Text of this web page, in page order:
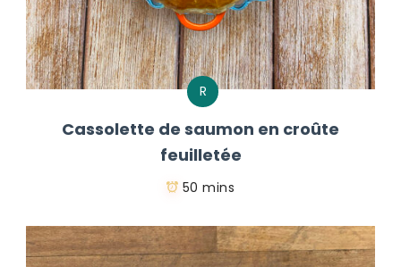
R
Cassolette de saumon en croûte
feuilletée
50 mins